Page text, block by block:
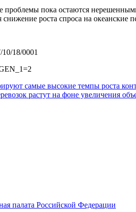
проблемы пока остаются
роста спроса на океанские
18/0001
самые высокие темпы роста
растут на фоне увеличения